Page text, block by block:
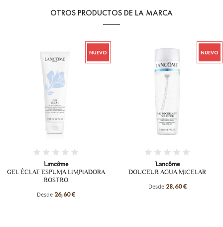
OTROS PRODUCTOS DE LA MARCA
DOUCEUR AGUA MICELAR
HYDRA ZEN CREMA
Desde